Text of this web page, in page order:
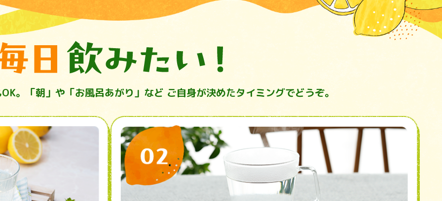
。「朝」や「お風呂あがり」など ご自身が決めたタイミングでどうぞ。